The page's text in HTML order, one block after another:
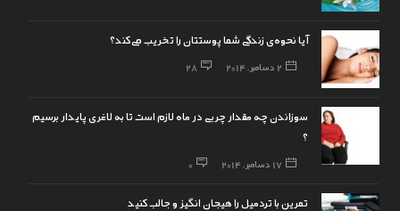
آیا نحوه‌ی زندگی شما پوستتان را تخریب می‌کند؟
2 دسامبر, 2014 28
سوزاندن چه مقدار چربی در ماه لازم است تا به لاغری پایدار برسیم
؟
17 دسامبر, 2014 0
تمرین با تردمیل را هیجان انگیز و جالب کنید